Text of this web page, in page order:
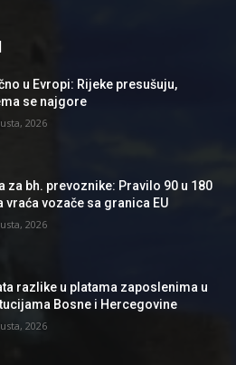
u Evropi: Rijeke presušuju,
se najgore
2026
za bh. prevoznike: Pravilo 90 u 180
vraća vozače sa granica EU
2026
razlike u platama zaposlenima u
Bosne i Hercegovine
2026